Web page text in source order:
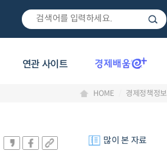
연관 사이트
HOME 경제정책정보
많이 본 자료